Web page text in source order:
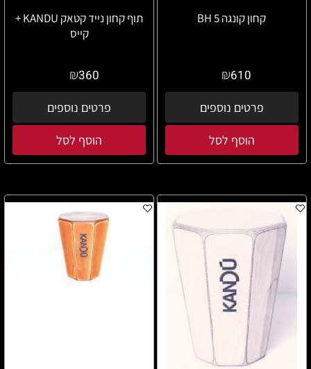
קחון קונגה BH 5
₪610
פרטים נוספים
הוסף לסל
תוף קחון נייד קטאק KANDU +
קייס
₪360
פרטים נוספים
הוסף לסל